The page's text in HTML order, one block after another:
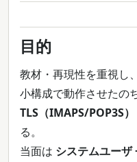
目的
教材・再現性を重視し
小構成で動作させたの
TLS（IMAPS/POP3S
る。
当面は システムユー